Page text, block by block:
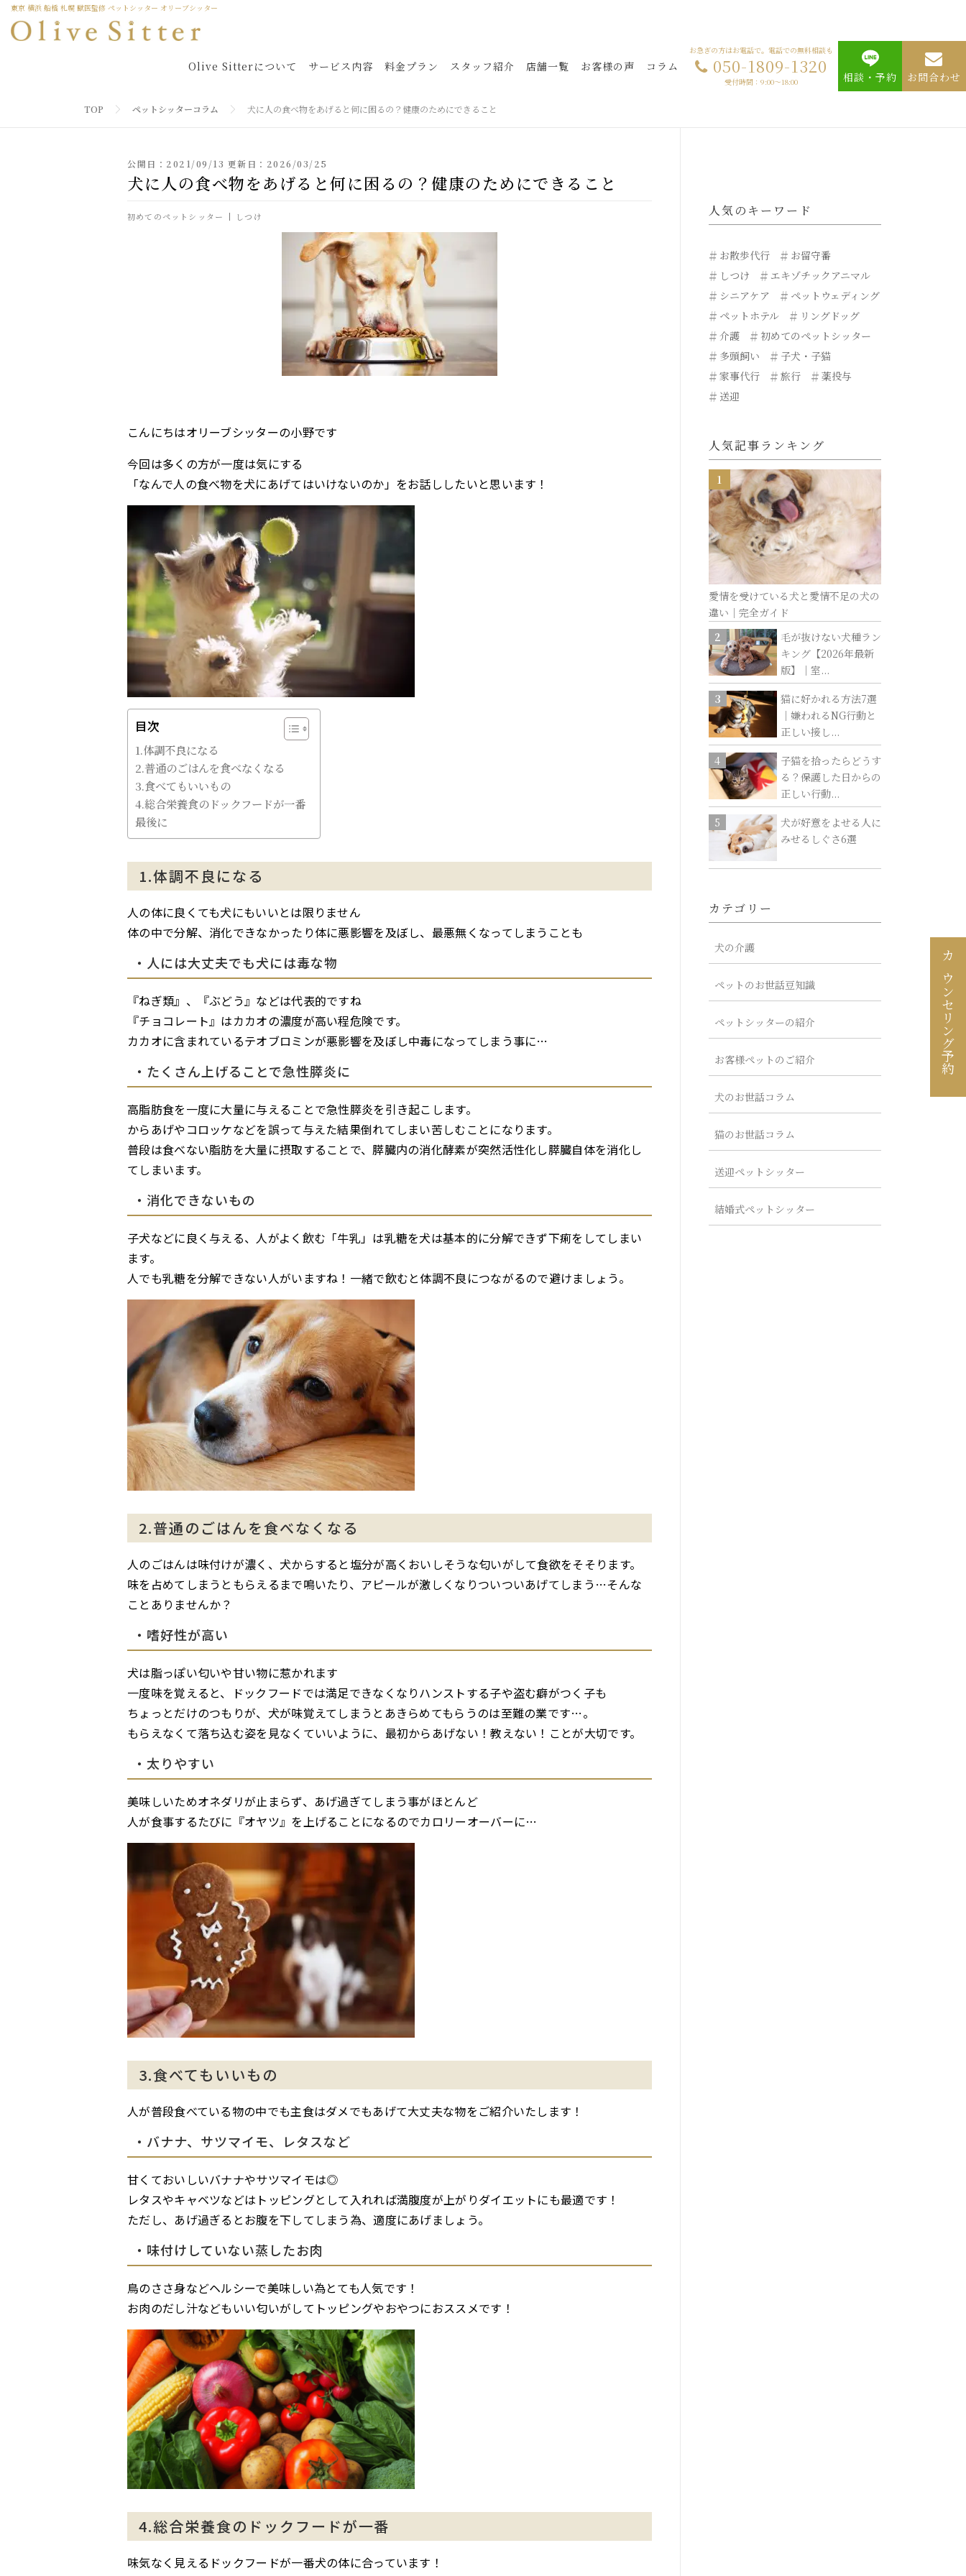
東京 横浜 船橋 札幌 獣医監修 ペットシッター オリーブシッター
Olive Sitterについて サービス内容 料金プラン スタッフ紹介 店舗一覧 お客様の声 コラム
お急ぎの方はお電話で。電話での無料相談も
050-1809-1320
受付時間：9:00～18:00 相談・予約 お問合わせ
TOP ペットシッターコラム 犬に人の食べ物をあげると何に困るの？健康のためにできること
公開日：2021/09/13 更新日：2026/03/25
犬に人の食べ物をあげると何に困るの？健康のためにできること
初めてのペットシッター しつけ
こんにちはオリーブシッターの小野です
今回は多くの方が一度は気にする
「なんで人の食べ物を犬にあげてはいけないのか」をお話ししたいと思います！
目次
1.体調不良になる
2.普通のごはんを食べなくなる
3.食べてもいいもの
4.総合栄養食のドックフードが一番
最後に
1.体調不良になる
人の体に良くても犬にもいいとは限りません
体の中で分解、消化できなかったり体に悪影響を及ぼし、最悪無くなってしまうことも
・人には大丈夫でも犬には毒な物
『ねぎ類』、『ぶどう』などは代表的ですね
『チョコレート』はカカオの濃度が高い程危険です。
カカオに含まれているテオブロミンが悪影響を及ぼし中毒になってしまう事に…
・たくさん上げることで急性膵炎に
高脂肪食を一度に大量に与えることで急性膵炎を引き起こします。
からあげやコロッケなどを誤って与えた結果倒れてしまい苦しむことになります。
普段は食べない脂肪を大量に摂取することで、膵臓内の消化酵素が突然活性化し膵臓自体を消化し
てしまいます。
・消化できないもの
子犬などに良く与える、人がよく飲む「牛乳」は乳糖を犬は基本的に分解できず下痢をしてしまい
ます。
人でも乳糖を分解できない人がいますね！一緒で飲むと体調不良につながるので避けましょう。
2.普通のごはんを食べなくなる
人のごはんは味付けが濃く、犬からすると塩分が高くおいしそうな匂いがして食欲をそそります。
味を占めてしまうともらえるまで鳴いたり、アピールが激しくなりついついあげてしまう…そんな
ことありませんか？
・嗜好性が高い
犬は脂っぽい匂いや甘い物に惹かれます
一度味を覚えると、ドックフードでは満足できなくなりハンストする子や盗む癖がつく子も
ちょっとだけのつもりが、犬が味覚えてしまうとあきらめてもらうのは至難の業です…。
もらえなくて落ち込む姿を見なくていいように、最初からあげない！教えない！ことが大切です。
・太りやすい
美味しいためオネダリが止まらず、あげ過ぎてしまう事がほとんど
人が食事するたびに『オヤツ』を上げることになるのでカロリーオーバーに…
3.食べてもいいもの
人が普段食べている物の中でも主食はダメでもあげて大丈夫な物をご紹介いたします！
・バナナ、サツマイモ、レタスなど
甘くておいしいバナナやサツマイモは◎
レタスやキャベツなどはトッピングとして入れれば満腹度が上がりダイエットにも最適です！
ただし、あげ過ぎるとお腹を下してしまう為、適度にあげましょう。
・味付けしていない蒸したお肉
鳥のささ身などヘルシーで美味しい為とても人気です！
お肉のだし汁などもいい匂いがしてトッピングやおやつにおススメです！
4.総合栄養食のドックフードが一番
味気なく見えるドックフードが一番犬の体に合っています！
人気のキーワード
お散歩代行
お留守番
しつけ
エキゾチックアニマル
シニアケア
ペットウェディング
ペットホテル
リングドッグ
介護
初めてのペットシッター
多頭飼い
子犬・子猫
家事代行
旅行
薬投与
送迎
人気記事ランキング
愛情を受けている犬と愛情不足の犬の
違い｜完全ガイド
毛が抜けない犬種ラン
キング【2026年最新
版】｜室...
猫に好かれる方法7選
｜嫌われるNG行動と
正しい接し...
子猫を拾ったらどうす
る？保護した日からの
正しい行動...
犬が好意をよせる人に
みせるしぐさ6選
カテゴリー
犬の介護
ペットのお世話豆知識
ペットシッターの紹介
お客様ペットのご紹介
犬のお世話コラム
猫のお世話コラム
送迎ペットシッター
結婚式ペットシッター
カウンセリング予約